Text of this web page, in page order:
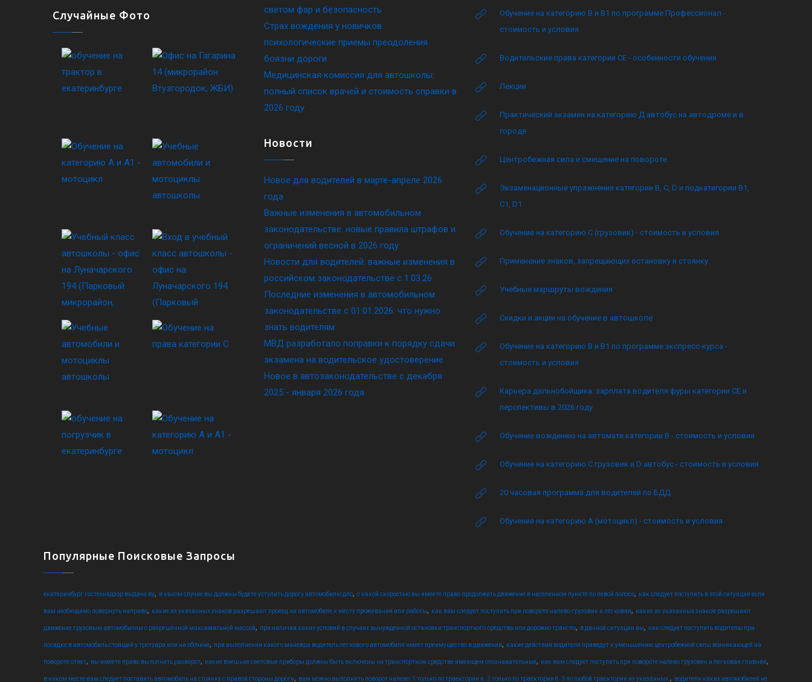
Случайные Фото
светом фар и безопасность
Страх вождения у новичков:
психологические приемы преодоления
боязни дороги
Медицинская комиссия для автошколы:
полный список врачей и стоимость справки в
2026 году
Новости
Новое для водителей в марте-апреле 2026
года
Важные изменения в автомобильном
законодательстве: новые правила штрафов и
ограничений весной в 2026 году
Новости для водителей: важные изменения в
российском законодательстве c 1.03.26
Последние изменения в автомобильном
законодательстве c 01.01.2026: что нужно
знать водителям
МВД разработало поправки к порядку сдачи
экзамена на водительское удостоверение
Новое в автозаконодательстве с декабря
2025 - января 2026 года
Обучение на категорию B и B1 по программе Профессионал -
стоимость и условия
Водительские права категории CE - особенности обучения
Лекции
Практический экзамен на категорию Д автобус на автодроме и в
городе
Центробежная сила и смещение на повороте
Экзаменационные упражнения категории B, C, D и подкатегории B1,
C1, D1
Обучение на категорию C (грузовик) - стоимость и условия
Применение знаков, запрещающих остановку и стоянку
Учебные маршруты вождения
Скидки и акции на обучение в автошколе
Обучение на категорию B и B1 по программе экспресс-курса -
стоимость и условия
Карьера дальнобойщика: зарплата водителя фуры категории CE и
перспективы в 2026 году
Обучение вождению на автомате категории B - стоимость и условия
Обучение на категорию C грузовик и D автобус - стоимость и условия
20 часовая программа для водителей по БДД
Обучение на категорию А (мотоцикл) - стоимость и условия
Популярные Поисковые Запросы
екатеринбург гостехнадзор выдача ву, в каком случае вы должны будете уступить дорогу автомобилю дпс, с какой скоростью вы имеете право продолжить движение в населенном пункте по левой полосе, как следует поступить в этой ситуации если
вам необходимо повернуть направо, какие из указанных знаков разрешают проезд на автомобиле к месту проживания или работы, как вам следует поступить при повороте налево грузовик и легковая, какие из указанных знаков разрешают
движение грузовым автомобилям с разрешенной максимальной массой, при наличии каких условий в случаях вынужденной остановки транспортного средства или дорожно транспо, в данной ситуации вы, как следует поступить водителю при
посадке в автомобиль стоящий у тротуара или на обочине, при выполнении какого маневра водитель легкового автомобиля имеет преимущество в движении, какие действия водителя приведут к уменьшению центробежной силы возникающей на
повороте ответ, вы имеете право выполнить разворот, какие внешние световые приборы должны быть включены на транспортном средстве имеющем опознавательные, как вам следует поступить при повороте налево грузовик и легковая главная,
в каком месте вам следует поставить автомобиль на стоянку с правой стороны дороги, вам можно выполнить поворот налево: 1 только по траектории а. 2 только по траектории б. 3 по любой траектории из указанных. , водители каких автомобилей не